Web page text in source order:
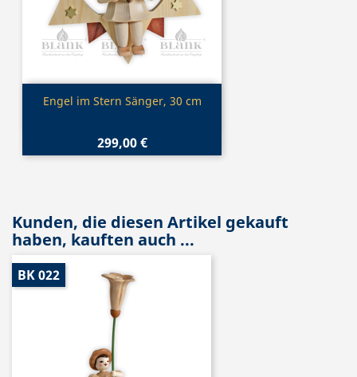
Vorschau
Engel im Stern Sänger, 30 cm
299,00 €
Kunden, die diesen Artikel gekauft
haben, kauften auch ...
BK 022